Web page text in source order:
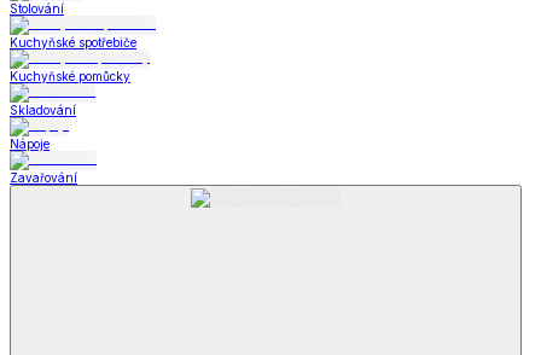
Stolování
Kuchyňské spotřebiče
Kuchyňské pomůcky
Skladování
Nápoje
Zavařování